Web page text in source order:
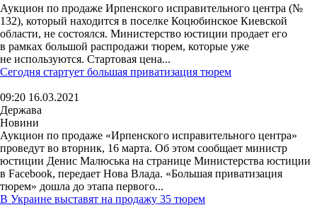
Аукцион по продаже Ирпенского исправительного центра (№
132), который находится в поселке Коцюбинское Киевской
области, не состоялся. Министерство юстиции продает его
в рамках большой распродажи тюрем, которые уже
не используются. Стартовая цена...
Сегодня стартует большая приватизация тюрем
09:20 16.03.2021
Держава
Новини
Аукцион по продаже «Ирпенского исправительного центра»
проведут во вторник, 16 марта. Об этом сообщает министр
юстиции Денис Малюська на странице Министерства юстиции
в Facebook, передает Нова Влада. «Большая приватизация
тюрем» дошла до этапа первого...
В Украине выставят на продажу 35 тюрем